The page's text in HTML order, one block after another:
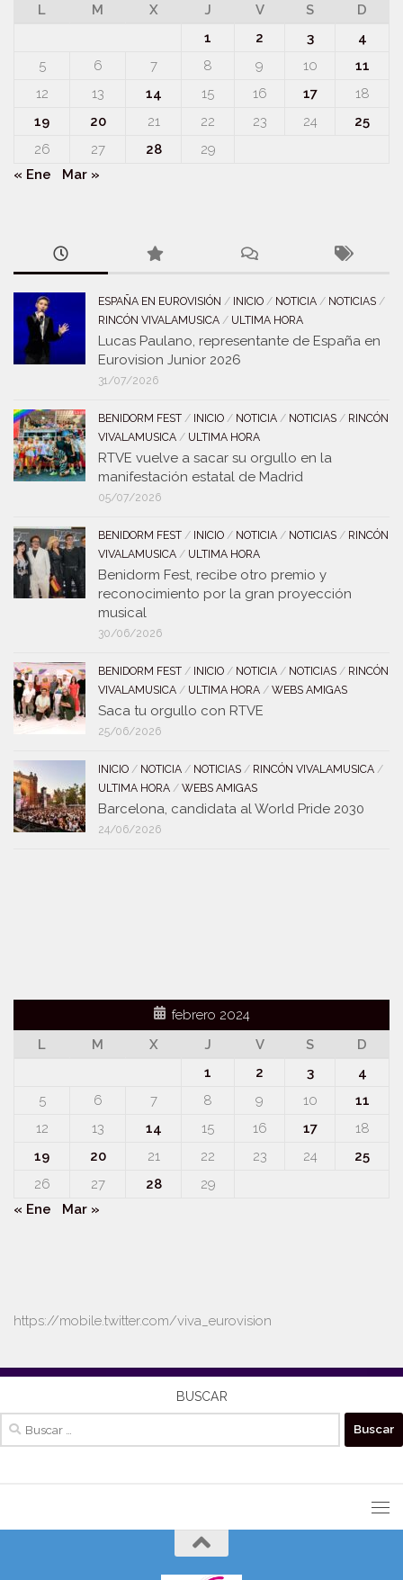
L
M X J V S
D
1
2 3
4
5
6 7 8 9 10
11
12
13 14 15 16 17
18
19
20 21 22 23 24
25
26
27 28
29
« Ene
Mar »
ESPAÑA EN EUROVISIÓN / INICIO / NOTICIA / NOTICIAS /
RINCÓN VIVALAMUSICA / ULTIMA HORA
Lucas Paulano, representante de España en
Eurovision Junior 2026
31/07/2026
BENIDORM FEST / INICIO / NOTICIA / NOTICIAS / RINCÓN
VIVALAMUSICA / ULTIMA HORA
RTVE vuelve a sacar su orgullo en la
manifestación estatal de Madrid
05/07/2026
BENIDORM FEST / INICIO / NOTICIA / NOTICIAS / RINCÓN
VIVALAMUSICA / ULTIMA HORA
Benidorm Fest, recibe otro premio y
reconocimiento por la gran proyección
musical
30/06/2026
BENIDORM FEST / INICIO / NOTICIA / NOTICIAS / RINCÓN
VIVALAMUSICA / ULTIMA HORA / WEBS AMIGAS
Saca tu orgullo con RTVE
25/06/2026
INICIO / NOTICIA / NOTICIAS / RINCÓN VIVALAMUSICA /
ULTIMA HORA / WEBS AMIGAS
Barcelona, candidata al World Pride 2030
24/06/2026
febrero 2024
L
M X J V S
D
1
2 3
4
5
6 7 8 9 10
11
12
13 14 15 16 17
18
19
20 21 22 23 24
25
26
27 28
29
« Ene
Mar »
https://mobile.twitter.com/viva_eurovision
BUSCAR